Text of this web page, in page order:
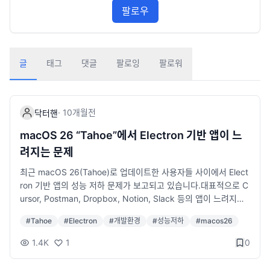
팔로우
글 태그 댓글 팔로잉 팔로워
닥터핸· 10개월전
macOS 26 “Tahoe”에서 Electron 기반 앱이 느
려지는 문제
최근 macOS 26(Tahoe)로 업데이트한 사용자들 사이에서 Elect
ron 기반 앱의 성능 저하 문제가 보고되고 있습니다.대표적으로 C
ursor, Postman, Dropbox, Notion, Slack 등의 앱이 느려지거
이 문제는 macOS 자체의 변화라기보다 Electron 런타임의 호환
성 이슈에서 비롯된 것으로 알려져 있습니다.Electron은 크로스
#Tahoe #Electron #개발환경 #성능저하 #macos26
1.4K 1 0